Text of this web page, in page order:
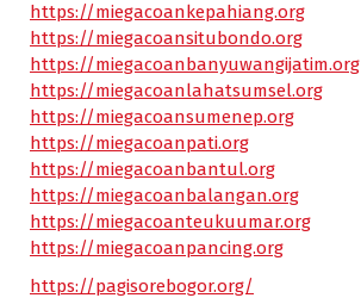
https://miegacoankepahiang.org
https://miegacoansitubondo.org
https://miegacoanbanyuwangijatim.org
https://miegacoanlahatsumsel.org
https://miegacoansumenep.org
https://miegacoanpati.org
https://miegacoanbantul.org
https://miegacoanbalangan.org
https://miegacoanteukuumar.org
https://miegacoanpancing.org
https://pagisorebogor.org/